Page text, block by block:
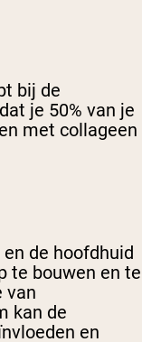
bij de
je 50% van je
met collageen
de hoofdhuid
te bouwen en te
van
kan de
en